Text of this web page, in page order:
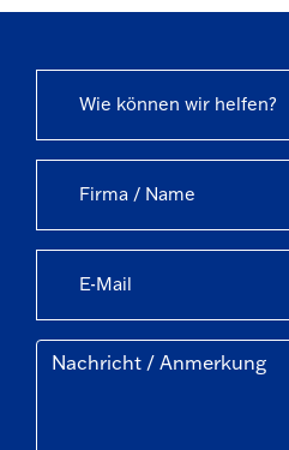
Wie können wir helfen?